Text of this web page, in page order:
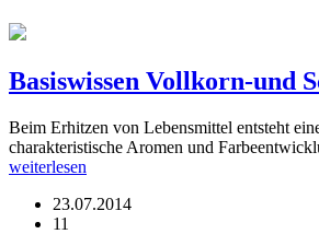
Basiswissen Vollkorn-und
Beim Erhitzen von Lebensmittel entsteht
charakteristische Aromen und
weiterlesen
23.07.2014
11